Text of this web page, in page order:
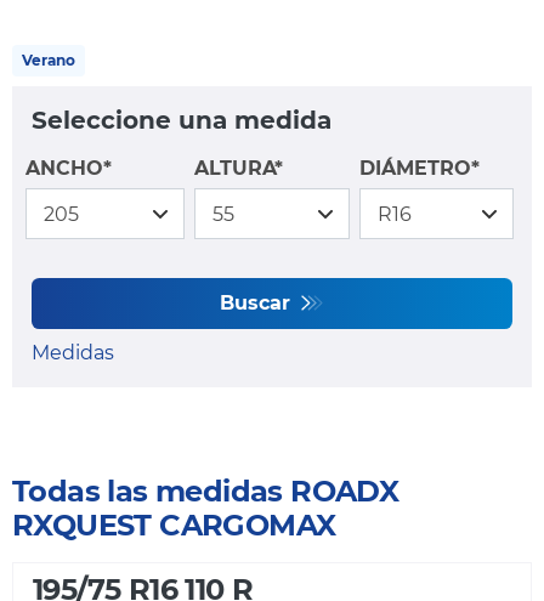
Verano
Seleccione una medida
ANCHO* ALTURA* DIÁMETRO*
Buscar
Medidas
Todas las medidas ROADX
RXQUEST CARGOMAX
195/75 R16 110 R